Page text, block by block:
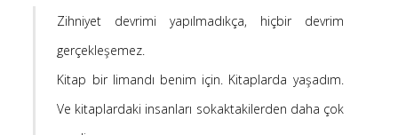
23 Nisan 2019
Son Yorumlar
Zihniyet devrimi yapılmadıkça, hiçbir devrim
gerçekleşemez.
Kitap bir limandı benim için. Kitaplarda yaşadım.
Ve kitaplardaki insanları sokaktakilerden daha çok